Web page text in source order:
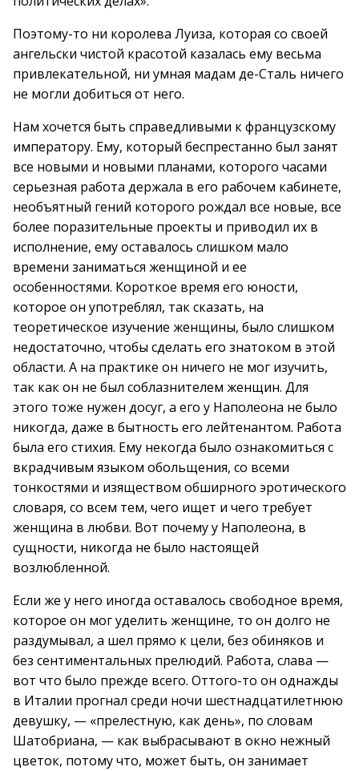
Поэтому-то ни королева Луиза, которая со своей
ангельски чистой красотой казалась ему весьма
привлекательной, ни умная мадам де-Сталь ничего
не могли добиться от него.
Нам хочется быть справедливыми к французскому
императору. Ему, который беспрестанно был занят
все новыми и новыми планами, которого часами
серьезная работа держала в его рабочем кабинете,
необъятный гений которого рождал все новые, все
более поразительные проекты и приводил их в
исполнение, ему оставалось слишком мало
времени заниматься женщиной и ее
особенностями. Короткое время его юности,
которое он употреблял, так сказать, на
теоретическое изучение женщины, было слишком
недостаточно, чтобы сделать его знатоком в этой
области. А на практике он ничего не мог изучить,
так как он не был соблазнителем женщин. Для
этого тоже нужен досуг, а его у Наполеона не было
никогда, даже в бытность его лейтенантом. Работа
была его стихия. Ему некогда было ознакомиться с
вкрадчивым языком обольщения, со всеми
тонкостями и изяществом обширного эротического
словаря, со всем тем, чего ищет и чего требует
женщина в любви. Вот почему у Наполеона, в
сущности, никогда не было настоящей
возлюбленной.
Если же у него иногда оставалось свободное время,
которое он мог уделить женщине, то он долго не
раздумывал, а шел прямо к цели, без обиняков и
без сентиментальных прелюдий. Работа, слава —
вот что было прежде всего. Оттого-то он однажды
в Италии прогнал среди ночи шестнадцатилетнюю
девушку, — «прелестную, как день», по словам
Шатобриана, — как выбрасывают в окно нежный
цветок, потому что, может быть, он занимает